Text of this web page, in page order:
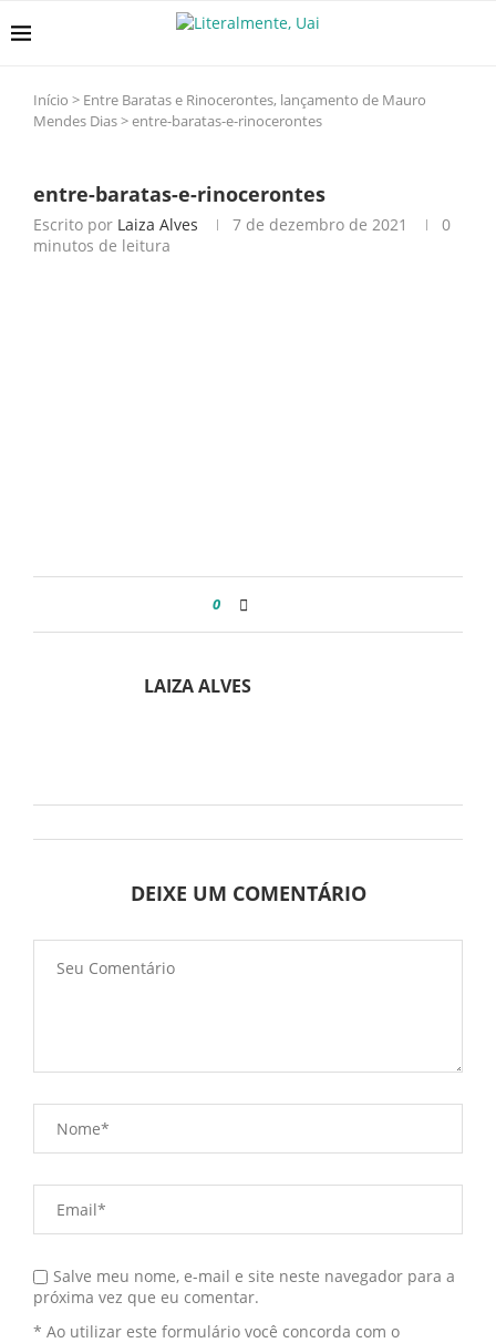
Início > Entre Baratas e Rinocerontes, lançamento de Mauro
Mendes Dias>entre-baratas-e-rinocerontes
entre-baratas-e-rinocerontes
Escrito por Laiza Alves 7 de dezembro de 2021
0
minutos de leitura
0
LAIZA ALVES
DEIXE UM COMENTÁRIO
Salve meu nome, e-mail e site neste navegador para a
próxima vez que eu comentar.
* Ao utilizar este formulário você concorda com o